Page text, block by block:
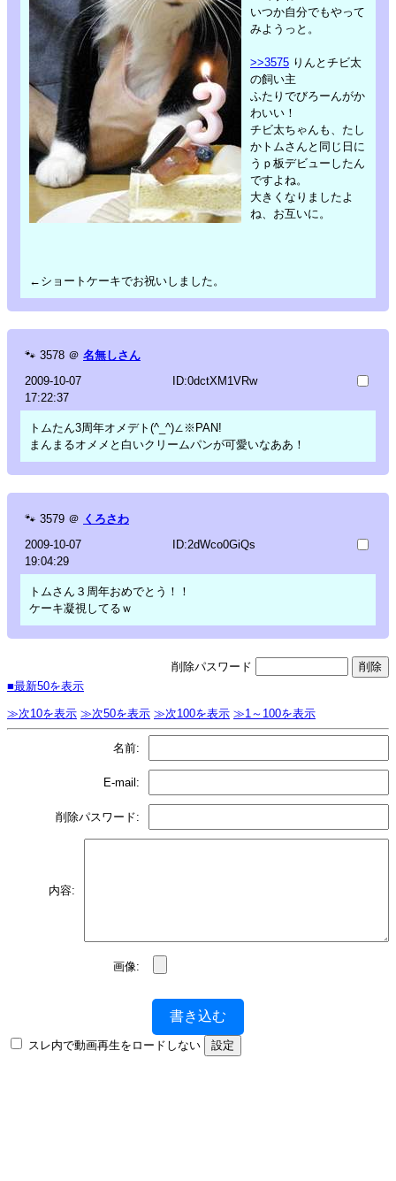
いつか自分でもやって
みようっと。
>>3575 りんとチビ太
の飼い主
ふたりでびろーんがか
わいい！
チビ太ちゃんも、たし
かトムさんと同じ日に
うｐ板デビューしたん
ですよね。
大きくなりましたよ
ね、お互いに。
←ショートケーキでお祝いしました。
🐾 3578 ＠ 名無しさん
2009-10-07
17:22:37
ID:0dctXM1VRw
トムたん3周年オメデト(^_^)∠※PAN!
まんまるオメメと白いクリームパンが可愛いなああ！
🐾 3579 ＠ くろさわ
2009-10-07
19:04:29
ID:2dWco0GiQs
トムさん３周年おめでとう！！
ケーキ凝視してるｗ
削除パスワード
■最新50を表示
≫次10を表示 ≫次50を表示 ≫次100を表示 ≫1～100を表示
名前:
E-mail:
削除パスワード:
内容:
画像:
書き込む
スレ内で動画再生をロードしない